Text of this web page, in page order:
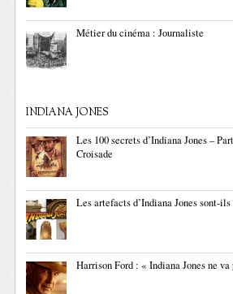
Métier du cinéma : Journaliste
INDIANA JONES
Les 100 secrets d’Indiana Jones –
Croisade
Les artefacts d’Indiana Jones sont-
Harrison Ford : « Indiana Jones ne